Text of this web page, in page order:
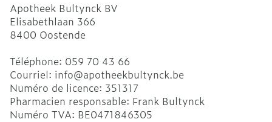
Apotheek Bultynck BV
Elisabethlaan 366
8400 Oostende
Téléphone: 059 70 43 66
Courriel: info@apotheekbultynck.be
Numéro de licence: 351317
Pharmacien responsable: Frank Bultynck
Numéro TVA: BE0471846305